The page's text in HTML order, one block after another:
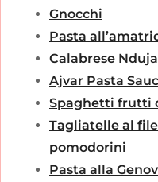
Gnocchi
Pasta
Calabrese
Ajvar Pasta
Spaghetti frutti
Tagliatelle al
pomodorini
Pasta alla